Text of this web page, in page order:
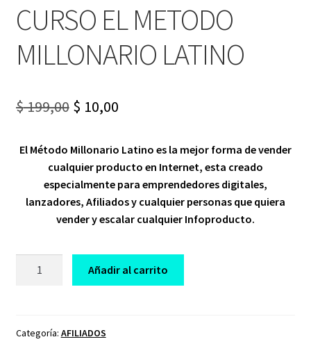
CURSO EL METODO
MILLONARIO LATINO
$199,00 Original
was:
$ 199,00.
$ 10,00Current
is:
$ 10,00.
El Método Millonario Latino es la mejor forma de vender
cualquier producto en Internet, esta creado
especialmente para emprendedores digitales,
lanzadores, Afiliados y cualquier personas que quiera
vender y escalar cualquier Infoproducto.
LATINO
Añadir al carrito
Categoría: AFILIADOS